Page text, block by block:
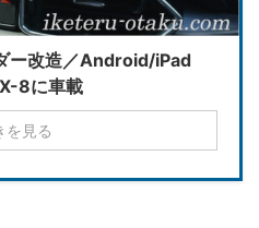
改造／Android/iPad
8に車載
を見る